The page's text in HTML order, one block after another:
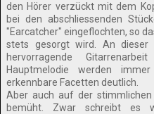
den Hörer verzückt mit dem
bei den abschliessenden
"Earcatcher" eingeflochten, so
stets gesorgt wird. An
hervorragende
Hauptmelodie werden
erkennbare Facetten deutlich.
Aber auch auf der
bemüht. Zwar schreibt es